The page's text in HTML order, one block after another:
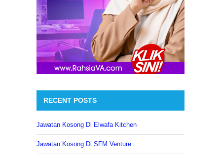
RECENT POSTS
Jawatan Kosong Di Elwafa Kitchen
Jawatan Kosong Di SFM Venture